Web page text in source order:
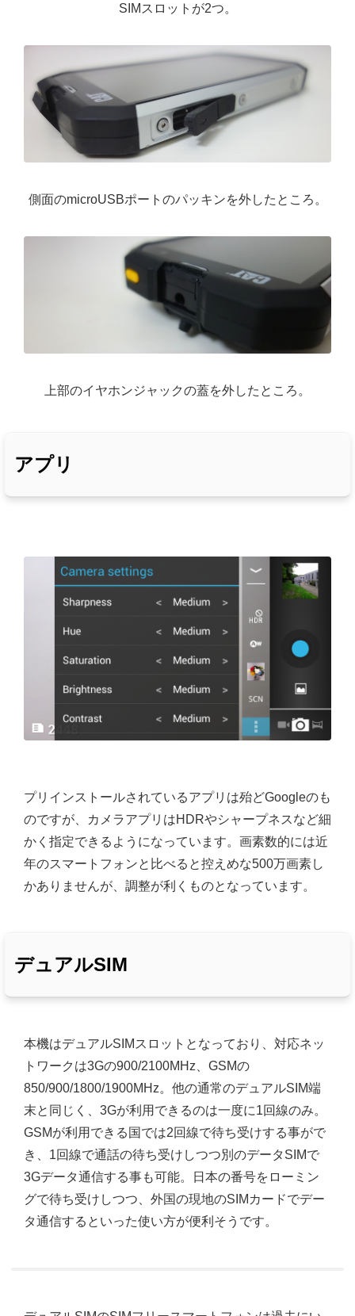
SIMスロットが2つ。
側面のmicroUSBポートのパッキンを外したところ。
上部のイヤホンジャックの蓋を外したところ。
アプリ
プリインストールされているアプリは殆どGoogleのも
のですが、カメラアプリはHDRやシャープネスなど細
かく指定できるようになっています。画素数的には近
年のスマートフォンと比べると控えめな500万画素し
かありませんが、調整が利くものとなっています。
デュアルSIM
本機はデュアルSIMスロットとなっており、対応ネッ
トワークは3Gの900/2100MHz、GSMの
850/900/1800/1900MHz。他の通常のデュアルSIM端
末と同じく、3Gが利用できるのは一度に1回線のみ。
GSMが利用できる国では2回線で待ち受けする事がで
き、1回線で通話の待ち受けしつつ別のデータSIMで
3Gデータ通信する事も可能。日本の番号をローミン
グで待ち受けしつつ、外国の現地のSIMカードでデー
タ通信するといった使い方が便利そうです。